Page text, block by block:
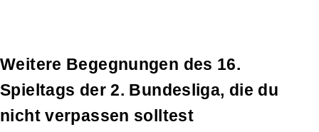
Weitere Begegnungen des 16.
Spieltags der 2. Bundesliga, die du
nicht verpassen solltest